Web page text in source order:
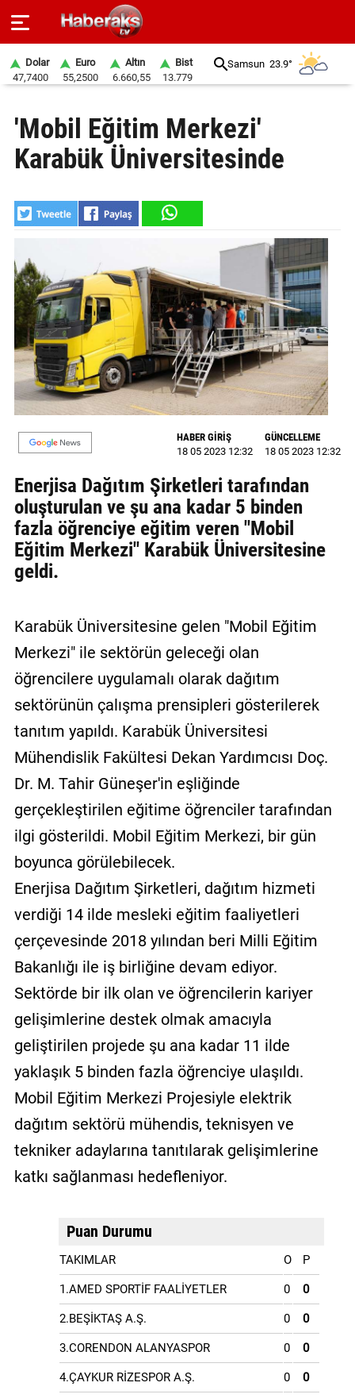
SPOR
YAŞAM
EKONOMİ
SAĞLIK
SİYASET
EĞİTİM
GALERİ
VİDEO
YAZARLAR
BİZE
ULAŞIN
Künye
İletişim
Sözleşmesi
Kullanıcı
Sözleşmesi
Dolar
47,7400
Euro
55,2500
Altın
6.660,55
Bist
13.779
Samsun 23.9°
'Mobil Eğitim Merkezi'
Karabük Üniversitesinde
HABER GİRİŞ
18 05 2023 12:32
GÜNCELLEME
18 05 2023 12:32
Enerjisa Dağıtım Şirketleri tarafından
oluşturulan ve şu ana kadar 5 binden
fazla öğrenciye eğitim veren "Mobil
Eğitim Merkezi" Karabük Üniversitesine
geldi.
Karabük Üniversitesine gelen "Mobil Eğitim
Merkezi" ile sektörün geleceği olan
öğrencilere uygulamalı olarak dağıtım
sektörünün çalışma prensipleri gösterilerek
tanıtım yapıldı. Karabük Üniversitesi
Mühendislik Fakültesi Dekan Yardımcısı Doç.
Dr. M. Tahir Güneşer'in eşliğinde
gerçekleştirilen eğitime öğrenciler tarafından
ilgi gösterildi. Mobil Eğitim Merkezi, bir gün
boyunca görülebilecek.
Enerjisa Dağıtım Şirketleri, dağıtım hizmeti
verdiği 14 ilde mesleki eğitim faaliyetleri
çerçevesinde 2018 yılından beri Milli Eğitim
Bakanlığı ile iş birliğine devam ediyor.
Sektörde bir ilk olan ve öğrencilerin kariyer
gelişimlerine destek olmak amacıyla
geliştirilen projede şu ana kadar 11 ilde
yaklaşık 5 binden fazla öğrenciye ulaşıldı.
Mobil Eğitim Merkezi Projesiyle elektrik
dağıtım sektörü mühendis, teknisyen ve
tekniker adaylarına tanıtılarak gelişimlerine
katkı sağlanması hedefleniyor.
Puan Durumu
TAKIMLAR O P
1.AMED SPORTİF FAALİYETLER 0 0
2.BEŞİKTAŞ A.Ş. 0 0
3.CORENDON ALANYASPOR 0 0
4.ÇAYKUR RİZESPOR A.Ş. 0 0